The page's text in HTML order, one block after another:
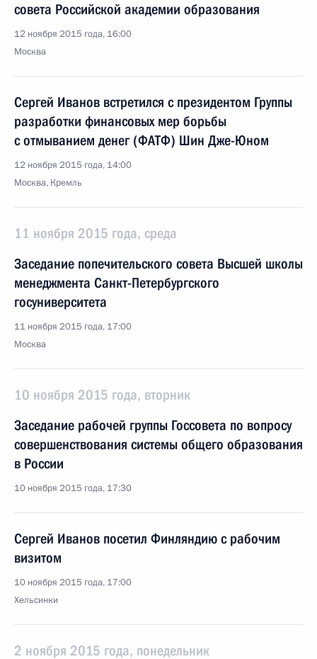
совета Российской академии образования
12 ноября 2015 года, 16:00
Москва
Сергей Иванов встретился с президентом Группы
разработки финансовых мер борьбы
с отмыванием денег (ФАТФ) Шин Дже-Юном
12 ноября 2015 года, 14:00
Москва, Кремль
11 ноября 2015 года, среда
Заседание попечительского совета Высшей школы
менеджмента Санкт-Петербургского
госуниверситета
11 ноября 2015 года, 17:00
Москва
10 ноября 2015 года, вторник
Заседание рабочей группы Госсовета по вопросу
совершенствования системы общего образования
в России
10 ноября 2015 года, 17:30
Сергей Иванов посетил Финляндию с рабочим
визитом
10 ноября 2015 года, 17:00
Хельсинки
2 ноября 2015 года, понедельник